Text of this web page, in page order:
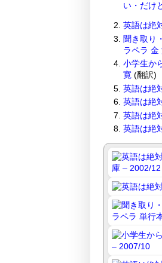
い・だけ
英語は絶
聞き取り
ラペラ 金
小学生か
寛(翻訳)
英語は絶
英語は絶
英語は絶
英語は絶